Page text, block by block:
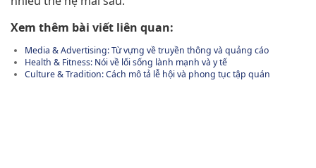
Xem thêm bài viết liên quan:
Media & Advertising: Từ vựng về truyền thông và quảng cáo
Health & Fitness: Nói về lối sống lành mạnh và y tế
Culture & Tradition: Cách mô tả lễ hội và phong tục tập quán